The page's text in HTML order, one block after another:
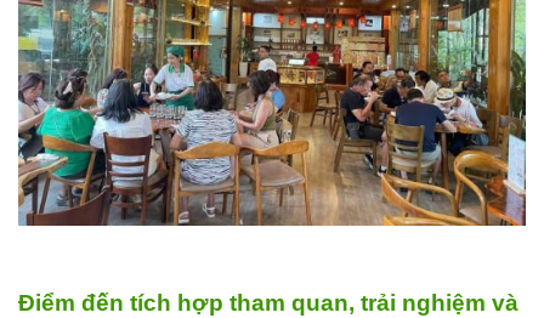
Điểm đến tích hợp tham quan, trải nghiệm và